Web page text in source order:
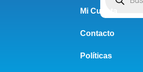
Mi Cuenta
Contacto
Políticas